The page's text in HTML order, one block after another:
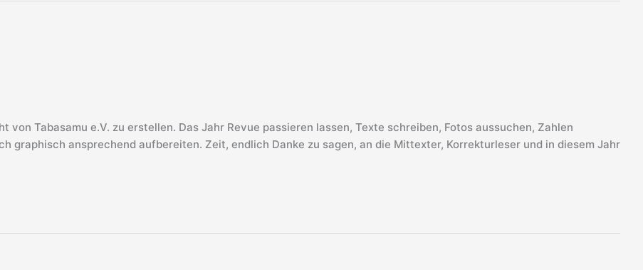
Tabasamu e.V. zu erstellen. Das Jahr Revue passieren lassen, Texte schreiben, Fotos aussuchen, Zahlen
graphisch ansprechend aufbereiten. Zeit, endlich Danke zu sagen, an die Mittexter, Korrekturleser und in diesem Jahr